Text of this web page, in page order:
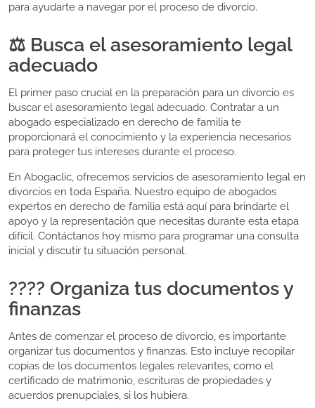
para ayudarte a navegar por el proceso de divorcio.
⚖️ Busca el asesoramiento legal
adecuado
El primer paso crucial en la preparación para un divorcio es
buscar el asesoramiento legal adecuado. Contratar a un
abogado especializado en derecho de familia te
proporcionará el conocimiento y la experiencia necesarios
para proteger tus intereses durante el proceso.
En Abogaclic, ofrecemos servicios de asesoramiento legal en
divorcios en toda España. Nuestro equipo de abogados
expertos en derecho de familia está aquí para brindarte el
apoyo y la representación que necesitas durante esta etapa
difícil. Contáctanos hoy mismo para programar una consulta
inicial y discutir tu situación personal.
???? Organiza tus documentos y
finanzas
Antes de comenzar el proceso de divorcio, es importante
organizar tus documentos y finanzas. Esto incluye recopilar
copias de los documentos legales relevantes, como el
certificado de matrimonio, escrituras de propiedades y
acuerdos prenupciales, si los hubiera.